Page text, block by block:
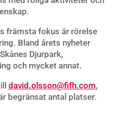
främsta fokus är rörelse
Bland årets nyheter
Djurpark,
och mycket annat.
david.olsson@fifh.com,
begränsat antal platser.